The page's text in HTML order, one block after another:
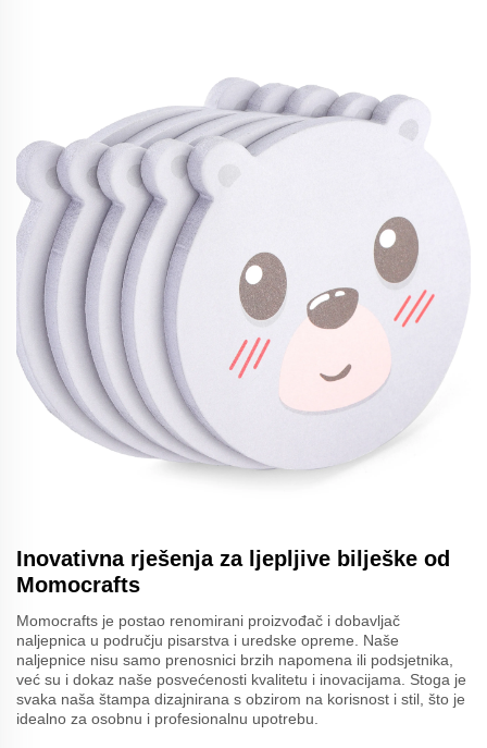
Inovativna rješenja za ljepljive bilješke od
Momocrafts
Momocrafts je postao renomirani proizvođač i dobavljač
naljepnica u području pisarstva i uredske opreme. Naše
naljepnice nisu samo prenosnici brzih napomena ili podsjetnika,
već su i dokaz naše posvećenosti kvalitetu i inovacijama. Stoga je
svaka naša štampa dizajnirana s obzirom na korisnost i stil, što je
idealno za osobnu i profesionalnu upotrebu.